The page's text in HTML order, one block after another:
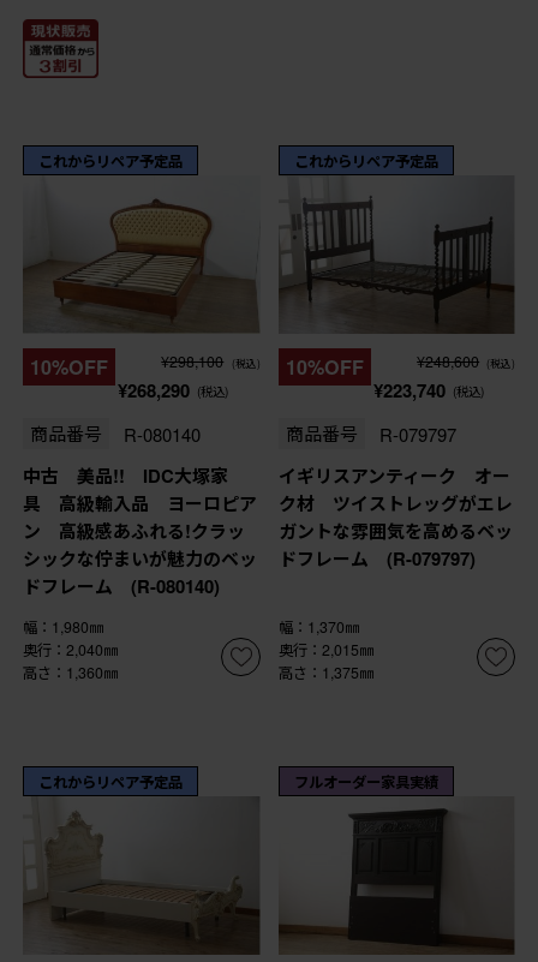
これからリペア予定品
10%OFF ¥298,100 (税込)
¥268,290 (税込)
商品番号 R-080140
中古 美品!! IDC大塚家
具 高級輸入品 ヨーロピア
ン 高級感あふれる!クラッ
シックな佇まいが魅力のベッ
ドフレーム (R-080140)
幅：1,980㎜
奥行：2,040㎜
高さ：1,360㎜
これからリペア予定品
10%OFF ¥248,600 (税込)
¥223,740 (税込)
商品番号 R-079797
イギリスアンティーク オー
ク材 ツイストレッグがエレ
ガントな雰囲気を高めるベッ
ドフレーム (R-079797)
幅：1,370㎜
奥行：2,015㎜
高さ：1,375㎜
これからリペア予定品 フルオーダー家具実績